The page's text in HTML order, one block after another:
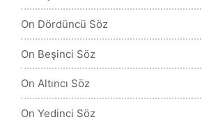
On Dördüncü Söz
On Beşinci Söz
On Altıncı Söz
On Yedinci Söz